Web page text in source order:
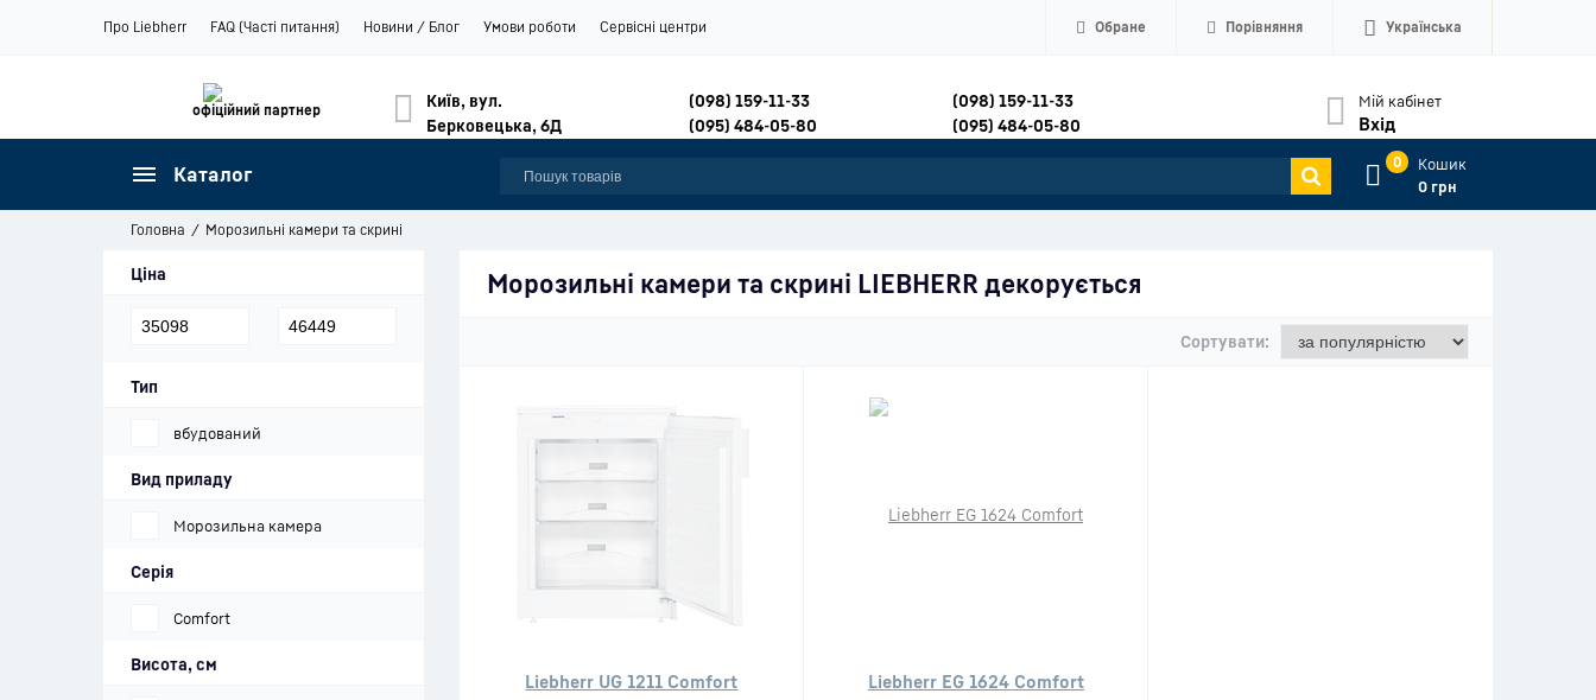
Про Liebherr FAQ (Часті питання) Новини / Блог Умови роботи Сервісні центри Обране Порівняння Українська
офіційний партнер Мій кабінет
Вхід
Київ, вул.
Берковецька, 6Д
(098) 159-11-33
(095) 484-05-80
(098) 159-11-33
(095) 484-05-80
0
Кошик
0 грн
Каталог
Головна Морозильні камери та скрині
Ціна
Тип
вбудований
Вид приладу
Морозильна камера
Серія
Comfort
Висота, см
Морозильні камери та скрині LIEBHERR декорується
Сортувати:
Liebherr UG 1211 Comfort Liebherr EG 1624 Comfort